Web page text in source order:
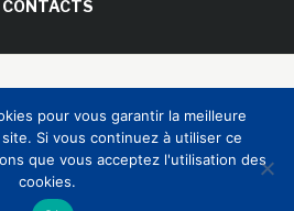
CONTACTS
Conseils
pour vous garantir la meilleure
Si vous continuez à utiliser ce
que vous acceptez l'utilisation des
cookies.